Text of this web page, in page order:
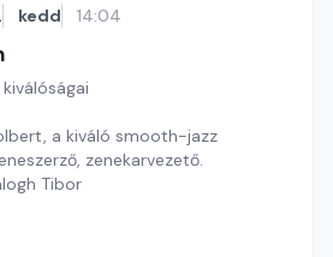
kedd 14:04
a kiváló smooth-jazz
zenekarvezető.
Tibor